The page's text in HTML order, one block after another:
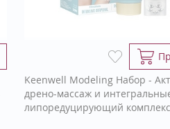
Keenwell Modeling Набор -
дрено-массаж и
липоредуцирующий